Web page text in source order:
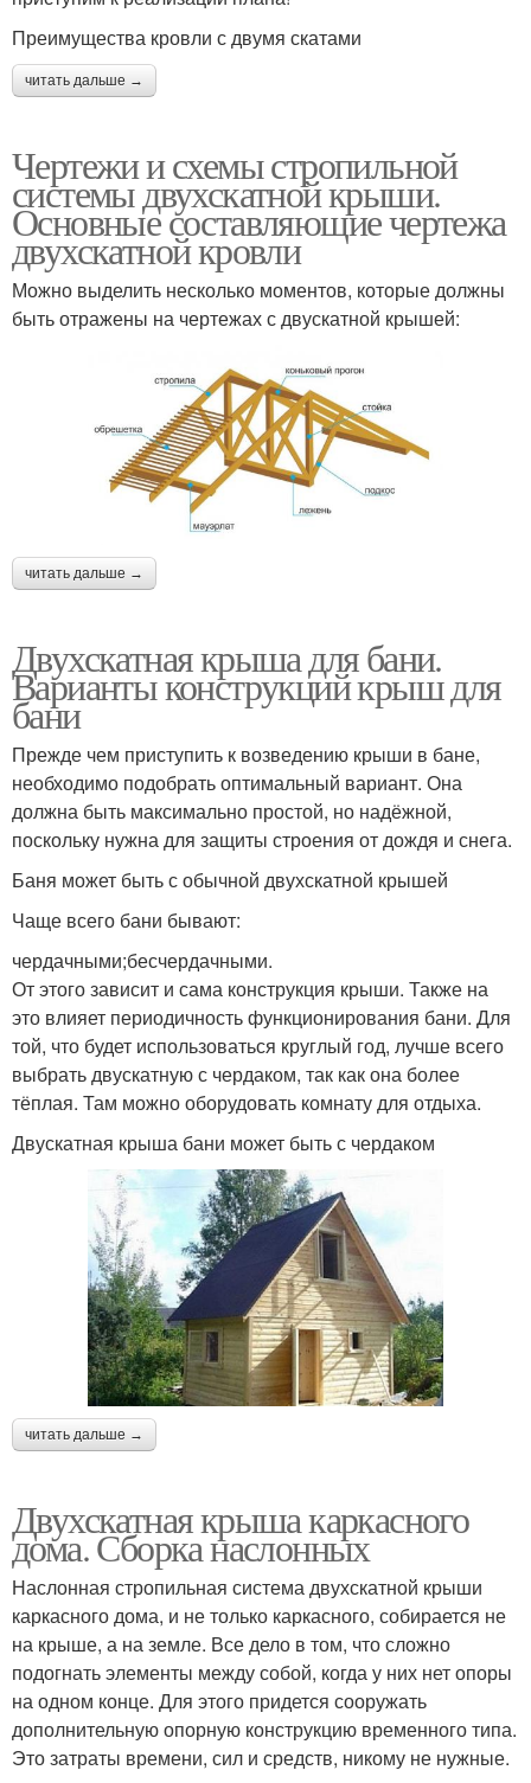
Преимущества кровли с двумя скатами
читать дальше →
Чертежи и схемы стропильной
системы двухскатной крыши.
Основные составляющие чертежа
двухскатной кровли
Можно выделить несколько моментов, которые должны
быть отражены на чертежах с двускатной крышей:
читать дальше →
Двухскатная крыша для бани.
Варианты конструкций крыш для
бани
Прежде чем приступить к возведению крыши в бане,
необходимо подобрать оптимальный вариант. Она
должна быть максимально простой, но надёжной,
поскольку нужна для защиты строения от дождя и снега.
Баня может быть с обычной двухскатной крышей
Чаще всего бани бывают:
чердачными;бесчердачными.
От этого зависит и сама конструкция крыши. Также на
это влияет периодичность функционирования бани. Для
той, что будет использоваться круглый год, лучше всего
выбрать двускатную с чердаком, так как она более
тёплая. Там можно оборудовать комнату для отдыха.
Двускатная крыша бани может быть с чердаком
читать дальше →
Двухскатная крыша каркасного
дома. Сборка наслонных
Наслонная стропильная система двухскатной крыши
каркасного дома, и не только каркасного, собирается не
на крыше, а на земле. Все дело в том, что сложно
подогнать элементы между собой, когда у них нет опоры
на одном конце. Для этого придется сооружать
дополнительную опорную конструкцию временного типа.
Это затраты времени, сил и средств, никому не нужные.